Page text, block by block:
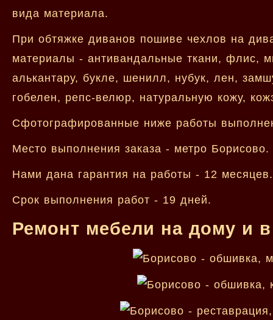
вида материала.
При обтяжке диванов пошиве чехлов на
материалы - антивандальные ткани, флис,
алькантару, букле, шенилл, нубук, лен,
гобелен, репс-велюр, натуральную кожу,
Сфотографированные ниже работы
Место выполнения заказа - метро Борисово.
Нами дана гарантия на работы - 12 месяцев.
Срок выполнения работ - 19 дней.
Ремонт мебели на дому и